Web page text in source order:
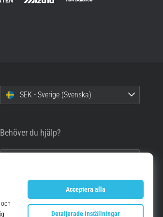
SEK - Sverige (Svenska)
Behöver du hjälp?